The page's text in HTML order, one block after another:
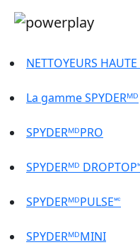
NETTOYEURS
La gamme SPYDERᴹᴰ
SPYDERᴹᴰPRO
SPYDERᴹᴰ
SPYDERᴹᴰPULSE🅪
SPYDERᴹᴰMINI